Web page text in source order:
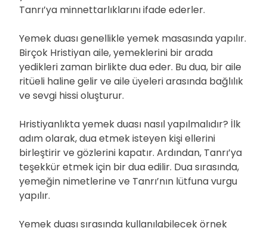
Tanrı’ya minnettarlıklarını ifade ederler.
Yemek duası genellikle yemek masasında yapılır.
Birçok Hristiyan aile, yemeklerini bir arada
yedikleri zaman birlikte dua eder. Bu dua, bir aile
ritüeli haline gelir ve aile üyeleri arasında bağlılık
ve sevgi hissi oluşturur.
Hristiyanlıkta yemek duası nasıl yapılmalıdır? İlk
adım olarak, dua etmek isteyen kişi ellerini
birleştirir ve gözlerini kapatır. Ardından, Tanrı’ya
teşekkür etmek için bir dua edilir. Dua sırasında,
yemeğin nimetlerine ve Tanrı’nın lütfuna vurgu
yapılır.
Yemek duası sırasında kullanılabilecek örnek